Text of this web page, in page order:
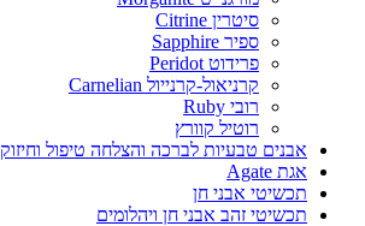
סיטרין Citrine
ספיר Sapphire
פרידוט Peridot
קרניאול-קרנייול Carnelian
רובי Ruby
רוטיל קוורץ
אבנים טבעיות לברכה והצלחה טיפול וחיזוק
אגת Agate
תכשיטי אבני חן
תכשיטי זהב אבני חן ויהלומים